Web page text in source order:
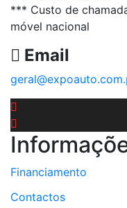
*** Custo de
móvel nacional
Email
Financiamento
Contactos